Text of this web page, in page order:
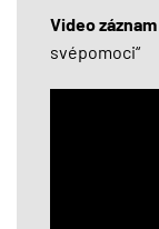
Video
svépomoci“